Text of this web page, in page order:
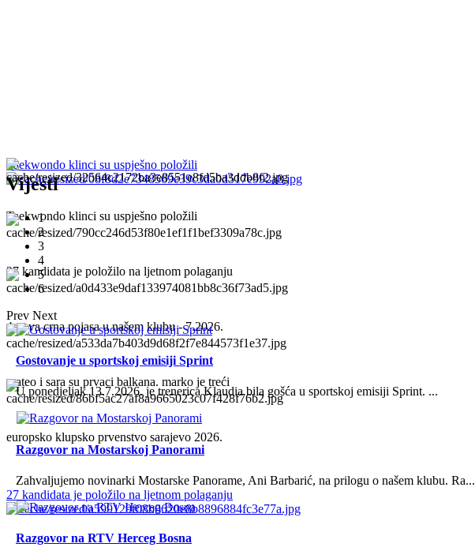
Taekwondo klinci su uspješno položili
27 kandidata je položilo na ljetnom polaganju
Taekwondo klinci su uspješno položili
27 kandidata je položilo na ljetnom polaganju
4 nova crna pojasa u našem klubu - 7.2026.
mateo i sara su prvaci balkana. marko je treći
europsko klupsko prvenstvo sarajevo 2026.
Vijesti
1
2
3
4
5
6
Prev Next
Gostovanje u sportskoj emisiji Sprint
U ponedjeljak 13.7.2026. je trenerica Klaudia bila gošća u sportskoj emisiji Sprint. ...
Razgovor na Mostarskoj Panorami
Zahvaljujemo novinarki Mostarske Panorame, Ani Barbarić, na prilogu o našem klubu. Ra...
Razgovor na RTV Herceg Bosna